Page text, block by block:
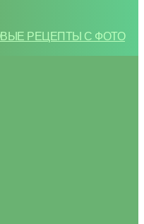
РЕЦЕПТЫ С ФОТО